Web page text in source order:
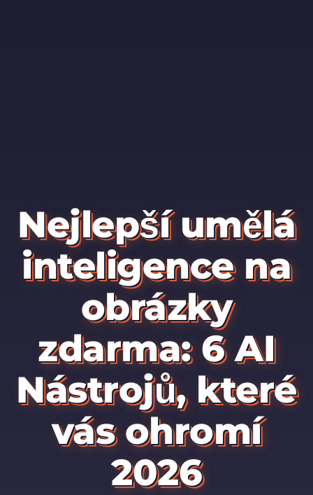
Nejlepší umělá
inteligence na
obrázky
zdarma: 6 AI
Nástrojů, které
vás ohromí
2026